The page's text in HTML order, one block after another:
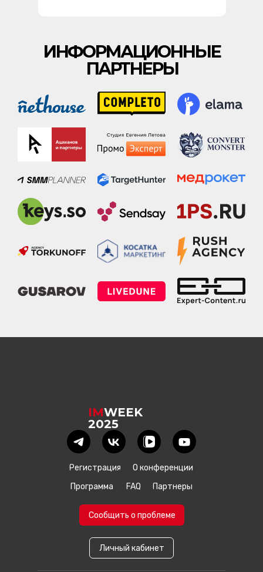
ИНФОРМАЦИОННЫЕ
ПАРТНЕРЫ
Личный кабинет
Сообщить о проблеме
IMWEEK
2025
Партнеры
FAQ
О конференции
Регистрация
Программа
Ковалёва, эксперт по экспертному контенту: , блог по экспертному